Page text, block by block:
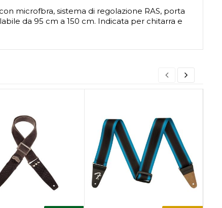
microfbra, sistema di regolazione RAS, porta
da 95 cm a 150 cm. Indicata per chitarra e